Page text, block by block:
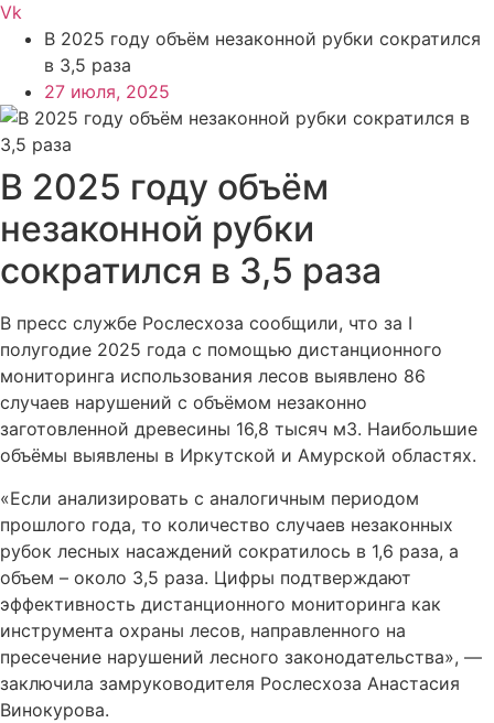
Vk
В 2025 году объём незаконной рубки сократился
в 3,5 раза
27 июля, 2025
В 2025 году объём
незаконной рубки
сократился в 3,5 раза
В пресс службе Рослесхоза сообщили, что за I
полугодие 2025 года с помощью дистанционного
мониторинга использования лесов выявлено 86
случаев нарушений с объёмом незаконно
заготовленной древесины 16,8 тысяч м3. Наибольшие
объёмы выявлены в Иркутской и Амурской областях.
«Если анализировать с аналогичным периодом
прошлого года, то количество случаев незаконных
рубок лесных насаждений сократилось в 1,6 раза, а
объем – около 3,5 раза. Цифры подтверждают
эффективность дистанционного мониторинга как
инструмента охраны лесов, направленного на
пресечение нарушений лесного законодательства», —
заключила замруководителя Рослесхоза Анастасия
Винокурова.